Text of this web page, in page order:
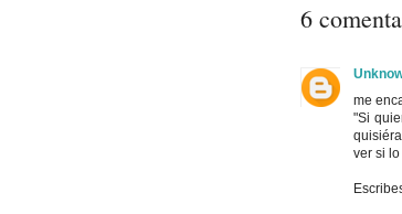
6
me
"Si
ver si